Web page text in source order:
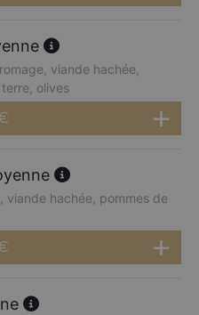
viande hachée,
olives
viande hachée, pommes de